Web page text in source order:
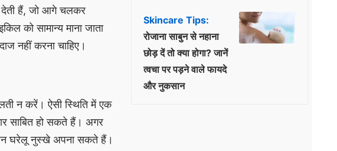
देती हैं, जो आगे चलकर
को सामान्य माना जाता
नहीं करना चाहिए।
न करें। ऐसी स्थिति में एक
साबित हो सकते हैं। अगर
घरेलू नुस्खे अपना सकते हैं।
Skincare Tips:
रोजाना साबुन से नहाना
छोड़ दें तो क्या होगा? जानें
त्वचा पर पड़ने वाले फायदे
और नुकसान